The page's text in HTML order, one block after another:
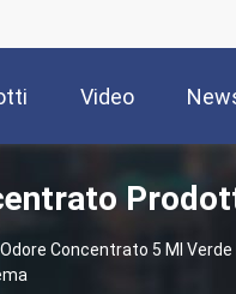
Video
Concentrato 5 Ml Verde